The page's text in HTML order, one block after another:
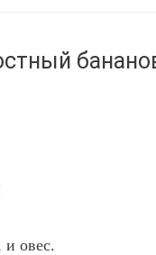
и овес.